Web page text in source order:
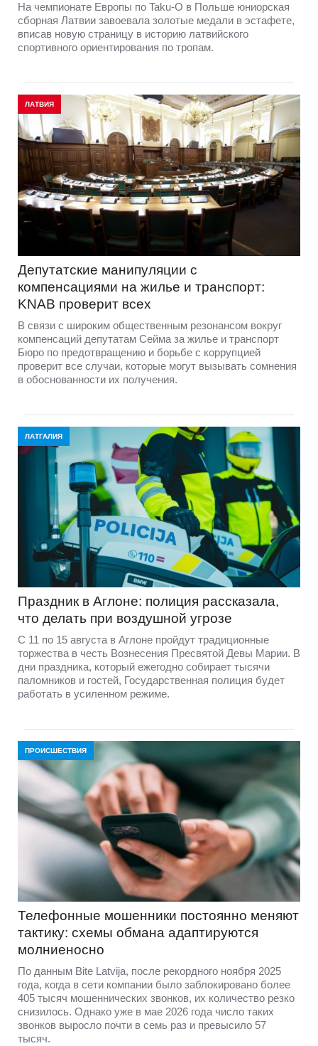
На чемпионате Европы по Taku-O в Польше юниорская
сборная Латвии завоевала золотые медали в эстафете,
вписав новую страницу в историю латвийского
спортивного ориентирования по тропам.
ЛАТВИЯ
Депутатские манипуляции с
компенсациями на жилье и транспорт:
KNAB проверит всех
В связи с широким общественным резонансом вокруг
компенсаций депутатам Сейма за жилье и транспорт
Бюро по предотвращению и борьбе с коррупцией
проверит все случаи, которые могут вызывать сомнения
в обоснованности их получения.
ЛАТГАЛИЯ
Праздник в Аглоне: полиция рассказала,
что делать при воздушной угрозе
С 11 по 15 августа в Аглоне пройдут традиционные
торжества в честь Вознесения Пресвятой Девы Марии. В
дни праздника, который ежегодно собирает тысячи
паломников и гостей, Государственная полиция будет
работать в усиленном режиме.
ПРОИСШЕСТВИЯ
Телефонные мошенники постоянно меняют
тактику: схемы обмана адаптируются
молниеносно
По данным Bite Latvija, после рекордного ноября 2025
года, когда в сети компании было заблокировано более
405 тысяч мошеннических звонков, их количество резко
снизилось. Однако уже в мае 2026 года число таких
звонков выросло почти в семь раз и превысило 57
тысяч.